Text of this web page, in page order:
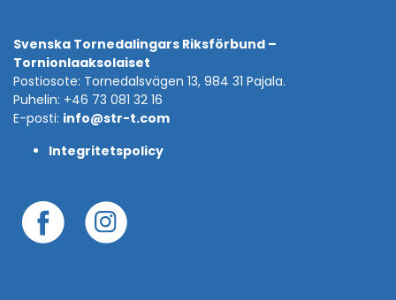
Svenska Tornedalingars Riksförbund –
Tornionlaaksolaiset
Postiosote: Tornedalsvägen 13, 984 31 Pajala.
Puhelin: +46 73 081 32 16
E-posti: info@str-t.com
Integritetspolicy